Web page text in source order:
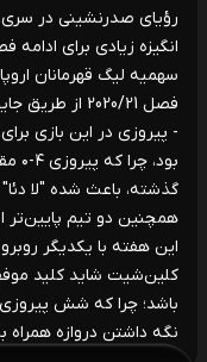
رؤیای صدرنشینی در سری آ
انگیزه زیادی برای ادامه
فصل 2020/21 از طریق جایگاه لیگ به آن نرسیده‌اند.
- پیروزی در این بازی
گذشته، باعث شده "لا
همچنین دو تیم پایین‌تر
این هفته با یکدیگر
کلین‌شیت شاید کلید
باشد؛ چرا که شش
نگه داشتن دروازه همراه